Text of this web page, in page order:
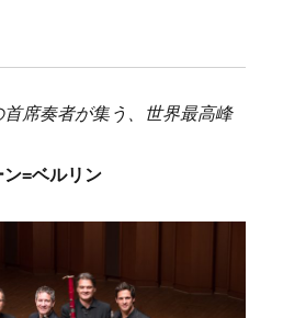
席奏者が集う、世界最高峰
=ベルリン